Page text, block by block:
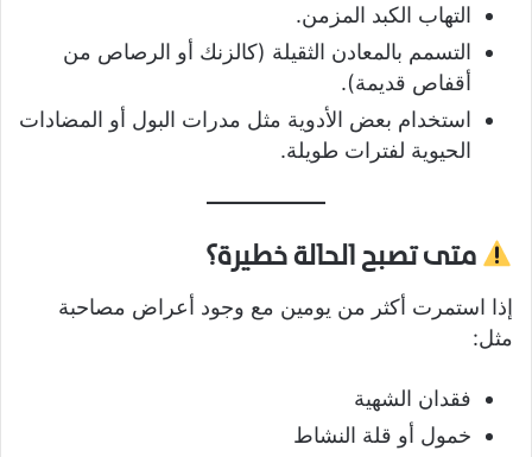
التهاب الكبد المزمن.
التسمم بالمعادن الثقيلة (كالزنك أو الرصاص من
أقفاص قديمة).
استخدام بعض الأدوية مثل مدرات البول أو المضادات
الحيوية لفترات طويلة.
متى تصبح الحالة خطيرة؟
إذا استمرت أكثر من يومين مع وجود أعراض مصاحبة
مثل:
فقدان الشهية
خمول أو قلة النشاط